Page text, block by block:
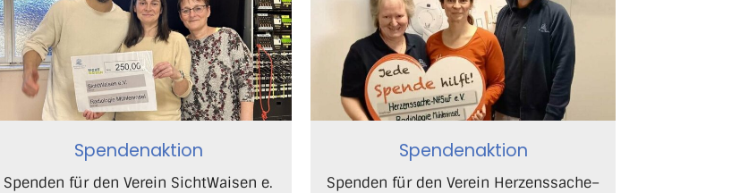
Spendenaktion
Spenden für den Verein SichtWaisen e.
Spendenaktion
Spenden für den Verein Herzenssache–